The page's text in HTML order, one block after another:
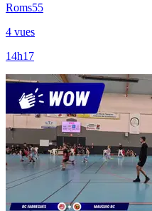
Roms55
4 vues
14h17